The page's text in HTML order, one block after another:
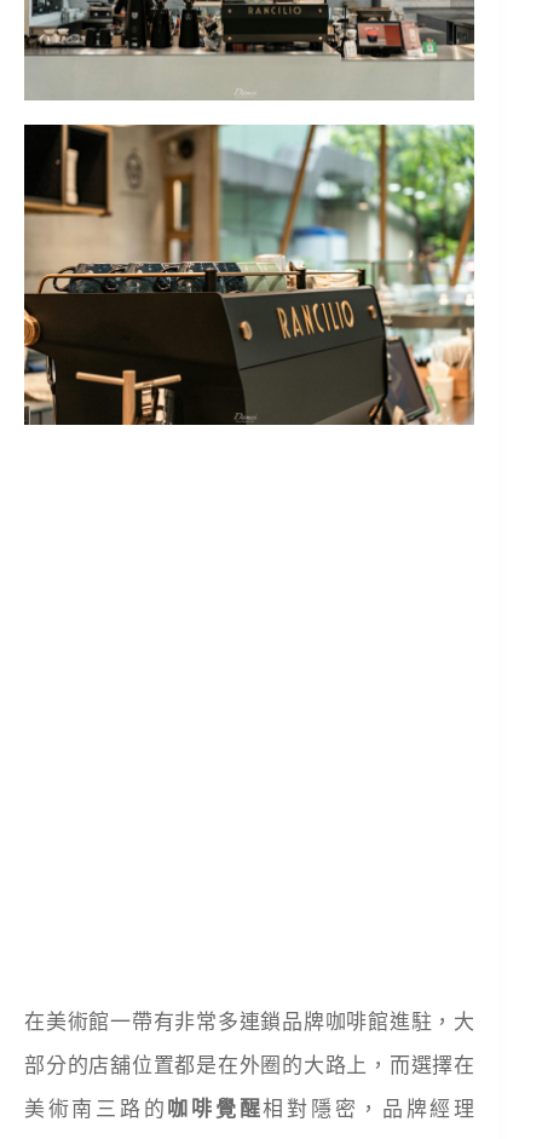
在美術館一帶有非常多連鎖品牌咖啡館進駐，大
部分的店舖位置都是在外圈的大路上，而選擇在
美術南三路的 咖啡覺醒相對隱密，品牌經理